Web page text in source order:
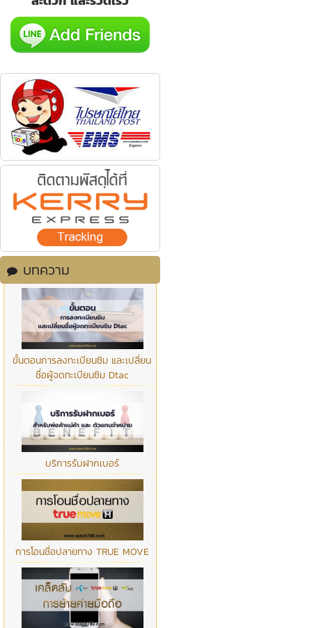
บทความ
ขั้นตอนการลงทะเบียนซิม และเปลี่ยน
ชื่อผู้จดทะเบียนซิม Dtac
บริการรับฝากเบอร์
การโอนชื่อปลายทาง TRUE MOVE